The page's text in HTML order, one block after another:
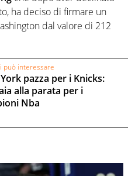
ha deciso di firmare un
dal valore di 212
può interessare
pazza per i Knicks:
alla parata per i
Nba